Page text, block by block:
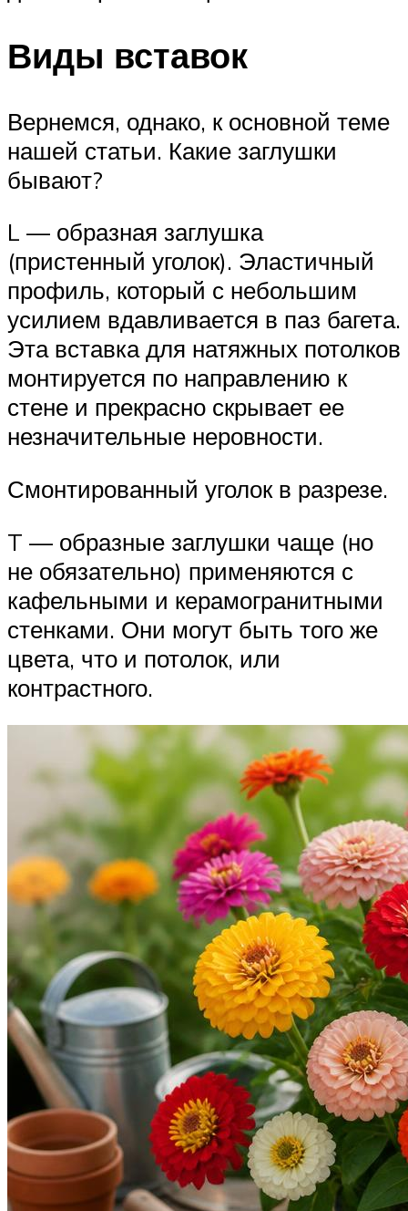
Виды вставок
Вернемся, однако, к основной теме
нашей статьи. Какие заглушки
бывают?
L — образная заглушка
(пристенный уголок). Эластичный
профиль, который с небольшим
усилием вдавливается в паз багета.
Эта вставка для натяжных потолков
монтируется по направлению к
стене и прекрасно скрывает ее
незначительные неровности.
Смонтированный уголок в разрезе.
T — образные заглушки чаще (но
не обязательно) применяются с
кафельными и керамогранитными
стенками. Они могут быть того же
цвета, что и потолок, или
контрастного.